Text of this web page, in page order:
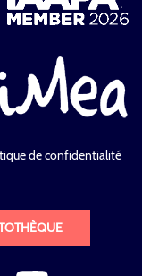
de confidentialité